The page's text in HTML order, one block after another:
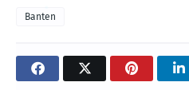
Banten